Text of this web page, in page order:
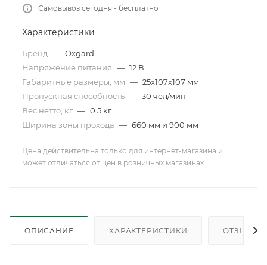
Самовывоз сегодня - бесплатно
Характеристики
Бренд — Oxgard
Напряжение питания — 12 В
Габаритные размеры, мм — 25x107x107 мм
Пропускная способность — 30 чел/мин
Вес нетто, кг — 0.5 кг
Ширина зоны прохода — 660 мм и 900 мм
Цена действительна только для интернет-магазина и
может отличаться от цен в розничных магазинах .
ОПИСАНИЕ ХАРАКТЕРИСТИКИ ОТЗЫВЫ